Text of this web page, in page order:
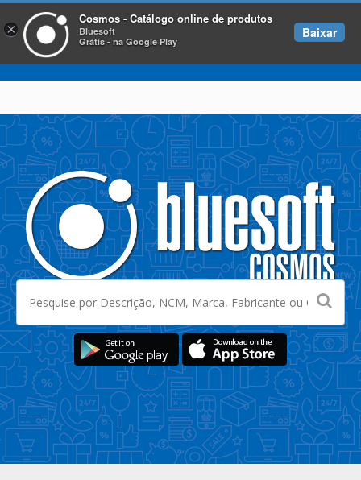
×
Cosmos - Catálogo online de produtos
Bluesoft
Grátis - na Google Play
Baixar